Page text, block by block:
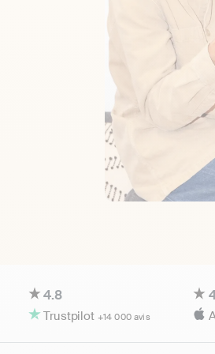
4.8
Trustpilot +14 000 avis